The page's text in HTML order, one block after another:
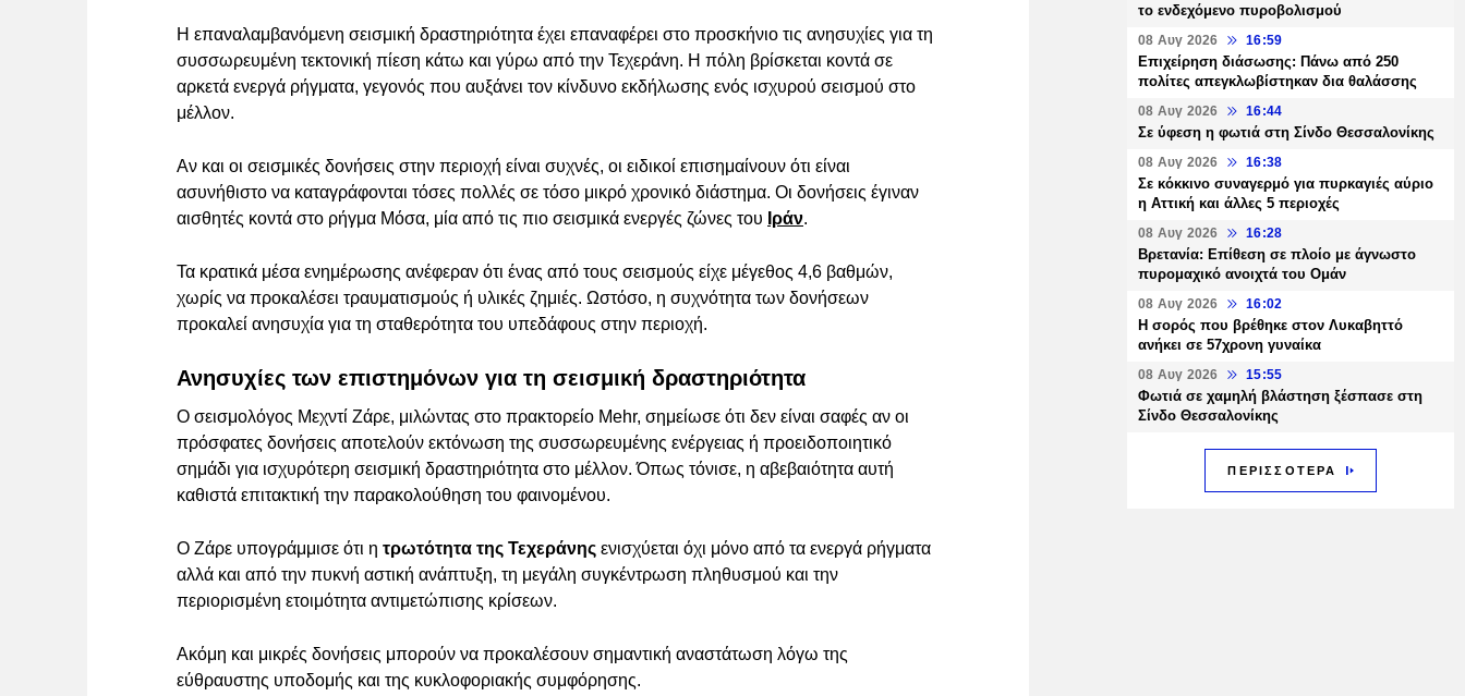
Η επαναλαμβανόμενη σεισμική δραστηριότητα έχει επαναφέρει στο προσκήνιο τις ανησυχίες για τη
συσσωρευμένη τεκτονική πίεση κάτω και γύρω από την Τεχεράνη. Η πόλη βρίσκεται κοντά σε
αρκετά ενεργά ρήγματα, γεγονός που αυξάνει τον κίνδυνο εκδήλωσης ενός ισχυρού σεισμού στο
μέλλον.
Αν και οι σεισμικές δονήσεις στην περιοχή είναι συχνές, οι ειδικοί επισημαίνουν ότι είναι
ασυνήθιστο να καταγράφονται τόσες πολλές σε τόσο μικρό χρονικό διάστημα. Οι δονήσεις έγιναν
αισθητές κοντά στο ρήγμα Μόσα, μία από τις πιο σεισμικά ενεργές ζώνες του Ιράν.
Τα κρατικά μέσα ενημέρωσης ανέφεραν ότι ένας από τους σεισμούς είχε μέγεθος 4,6 βαθμών,
χωρίς να προκαλέσει τραυματισμούς ή υλικές ζημιές. Ωστόσο, η συχνότητα των δονήσεων
προκαλεί ανησυχία για τη σταθερότητα του υπεδάφους στην περιοχή.
Ανησυχίες των επιστημόνων για τη σεισμική δραστηριότητα
Ο σεισμολόγος Μεχντί Ζάρε, μιλώντας στο πρακτορείο Mehr, σημείωσε ότι δεν είναι σαφές αν οι
πρόσφατες δονήσεις αποτελούν εκτόνωση της συσσωρευμένης ενέργειας ή προειδοποιητικό
σημάδι για ισχυρότερη σεισμική δραστηριότητα στο μέλλον. Όπως τόνισε, η αβεβαιότητα αυτή
καθιστά επιτακτική την παρακολούθηση του φαινομένου.
Ο Ζάρε υπογράμμισε ότι η τρωτότητα της Τεχεράνης ενισχύεται όχι μόνο από τα ενεργά ρήγματα
αλλά και από την πυκνή αστική ανάπτυξη, τη μεγάλη συγκέντρωση πληθυσμού και την
περιορισμένη ετοιμότητα αντιμετώπισης κρίσεων.
Ακόμη και μικρές δονήσεις μπορούν να προκαλέσουν σημαντική αναστάτωση λόγω της
εύθραυστης υποδομής και της κυκλοφοριακής συμφόρησης.
το ενδεχόμενο πυροβολισμού
08 Αυγ 2026 16:59
Επιχείρηση διάσωσης: Πάνω από 250
πολίτες απεγκλωβίστηκαν δια θαλάσσης
08 Αυγ 2026 16:44
Σε ύφεση η φωτιά στη Σίνδο Θεσσαλονίκης
08 Αυγ 2026 16:38
Σε κόκκινο συναγερμό για πυρκαγιές αύριο
η Αττική και άλλες 5 περιοχές
08 Αυγ 2026 16:28
Βρετανία: Επίθεση σε πλοίο με άγνωστο
πυρομαχικό ανοιχτά του Ομάν
08 Αυγ 2026 16:02
Η σορός που βρέθηκε στον Λυκαβηττό
ανήκει σε 57χρονη γυναίκα
08 Αυγ 2026 15:55
Φωτιά σε χαμηλή βλάστηση ξέσπασε στη
Σίνδο Θεσσαλονίκης
ΠΕΡΙΣΣΟΤΕΡΑ